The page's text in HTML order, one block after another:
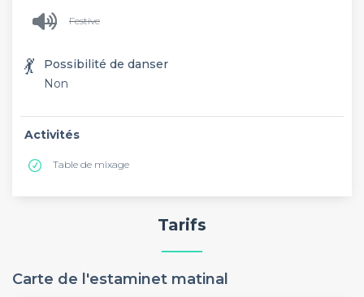
Festive
💃
Possibilité de danser
Non
Activités
Table de mixage
Tarifs
Carte de l'estaminet matinal